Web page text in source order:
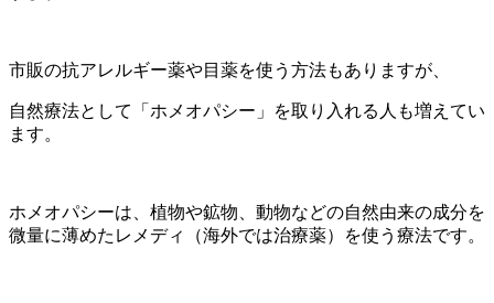
市販の抗アレルギー薬や目薬を使う方法もありますが、
自然療法として「ホメオパシー」を取り入れる人も増えてい
ます。
ホメオパシーは、植物や鉱物、動物などの自然由来の成分を
微量に薄めたレメディ（海外では治療薬）を使う療法です。